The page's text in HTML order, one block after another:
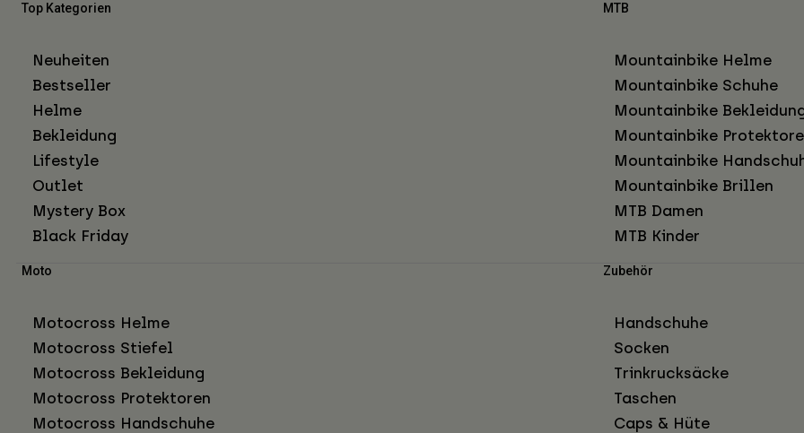
Top Kategorien
Neuheiten
Bestseller
Helme
Bekleidung
Lifestyle
Outlet
Mystery Box
Black Friday
MTB
Mountainbike Helme
Mountainbike Schuhe
Mountainbike
Mountainbike
Mountainbike
Mountainbike Brillen
MTB Damen
MTB Kinder
Moto
Motocross Helme
Motocross Stiefel
Motocross Bekleidung
Motocross Protektoren
Motocross Handschuhe
Zubehör
Handschuhe
Socken
Trinkrucksäcke
Taschen
Caps & Hüte